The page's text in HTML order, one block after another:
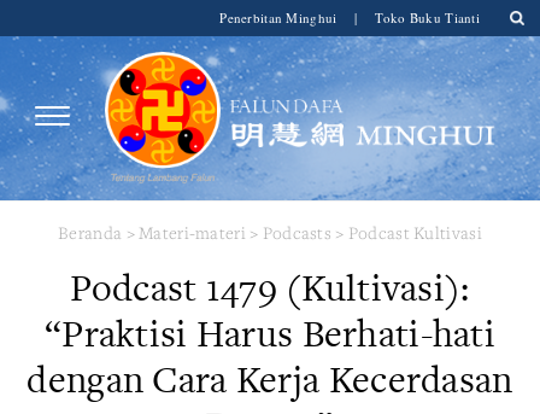
Penerbitan Minghui | Toko Buku Tianti
Beranda >Materi-materi > Podcasts > Podcast Kultivasi
Podcast 1479 (Kultivasi):
“Praktisi Harus Berhati-hati
dengan Cara Kerja Kecerdasan